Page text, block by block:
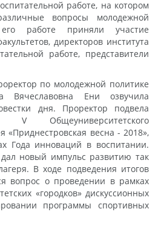
работе, на котором
вопросы молодежной
работе приняли участие
директоров института
работе, представители
по молодежной политике
Вячеславовна Ени озвучила
дня. Проректор подвела
V Общеуниверситетского
«Приднестровская весна - 2018»,
Года инноваций в воспитании.
новый импульс развитию так
В ходе подведения итогов
вопрос о проведении в рамках
«городков» дискуссионных
программы спортивных